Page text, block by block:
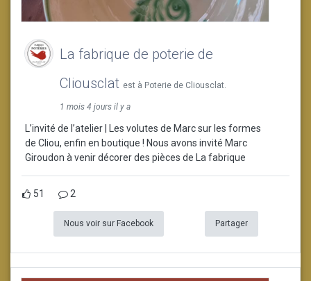
La fabrique de poterie de
Cliousclat est à Poterie de Cliousclat.
1 mois 4 jours il y a
L’invité de l’atelier | Les volutes de Marc sur les formes
de Cliou, enfin en boutique ! Nous avons invité Marc
Giroudon à venir décorer des pièces de La fabrique
51 2
Nous voir sur Facebook Partager